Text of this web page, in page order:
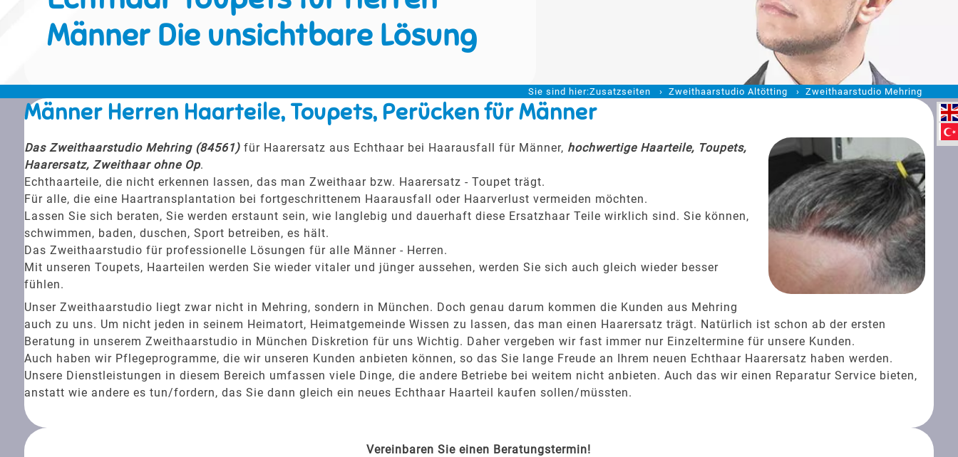
Männer Die unsichtbare Lösung
Sie sind hier:Zusatzseiten Zweithaarstudio Altötting Zweithaarstudio Mehring
Männer Herren Haarteile, Toupets, Perücken für Männer
Das Zweithaarstudio Mehring (84561)für Haarersatz aus Echthaar bei Haarausfall für Männer, hochwertige Haarteile, Toupets,
Haarersatz, Zweithaar ohne Op.
Echthaarteile, die nicht erkennen lassen, das man Zweithaar bzw. Haarersatz - Toupet trägt.
Für alle, die eine Haartransplantation bei fortgeschrittenem Haarausfall oder Haarverlust vermeiden möchten.
Lassen Sie sich beraten, Sie werden erstaunt sein, wie langlebig und dauerhaft diese Ersatzhaar Teile wirklich sind. Sie können,
schwimmen, baden, duschen, Sport betreiben, es hält.
Das Zweithaarstudio für professionelle Lösungen für alle Männer - Herren.
Mit unseren Toupets, Haarteilen werden Sie wieder vitaler und jünger aussehen, werden Sie sich auch gleich wieder besser
fühlen.
Unser Zweithaarstudio liegt zwar nicht in Mehring, sondern in München. Doch genau darum kommen die Kunden aus Mehring
auch zu uns. Um nicht jeden in seinem Heimatort, Heimatgemeinde Wissen zu lassen, das man einen Haarersatz trägt. Natürlich ist schon ab der ersten
Beratung in unserem Zweithaarstudio in München Diskretion für uns Wichtig. Daher vergeben wir fast immer nur Einzeltermine für unsere Kunden.
Auch haben wir Pflegeprogramme, die wir unseren Kunden anbieten können, so das Sie lange Freude an Ihrem neuen Echthaar Haarersatz haben werden.
Unsere Dienstleistungen in diesem Bereich umfassen viele Dinge, die andere Betriebe bei weitem nicht anbieten. Auch das wir einen Reparatur Service bieten,
anstatt wie andere es tun/fordern, das Sie dann gleich ein neues Echthaar Haarteil kaufen sollen/müssten.
Vereinbaren Sie einen Beratungstermin!